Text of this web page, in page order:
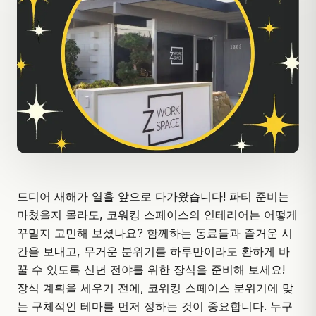
드디어 새해가 열흘 앞으로 다가왔습니다! 파티 준비는
마쳤을지 몰라도, 코워킹 스페이스의 인테리어는 어떻게
꾸밀지 고민해 보셨나요? 함께하는 동료들과 즐거운 시
간을 보내고, 무거운 분위기를 하루만이라도 환하게 바
꿀 수 있도록 신년 전야를 위한 장식을 준비해 보세요!
장식 계획을 세우기 전에, 코워킹 스페이스 분위기에 맞
는 구체적인 테마를 먼저 정하는 것이 중요합니다. 누구